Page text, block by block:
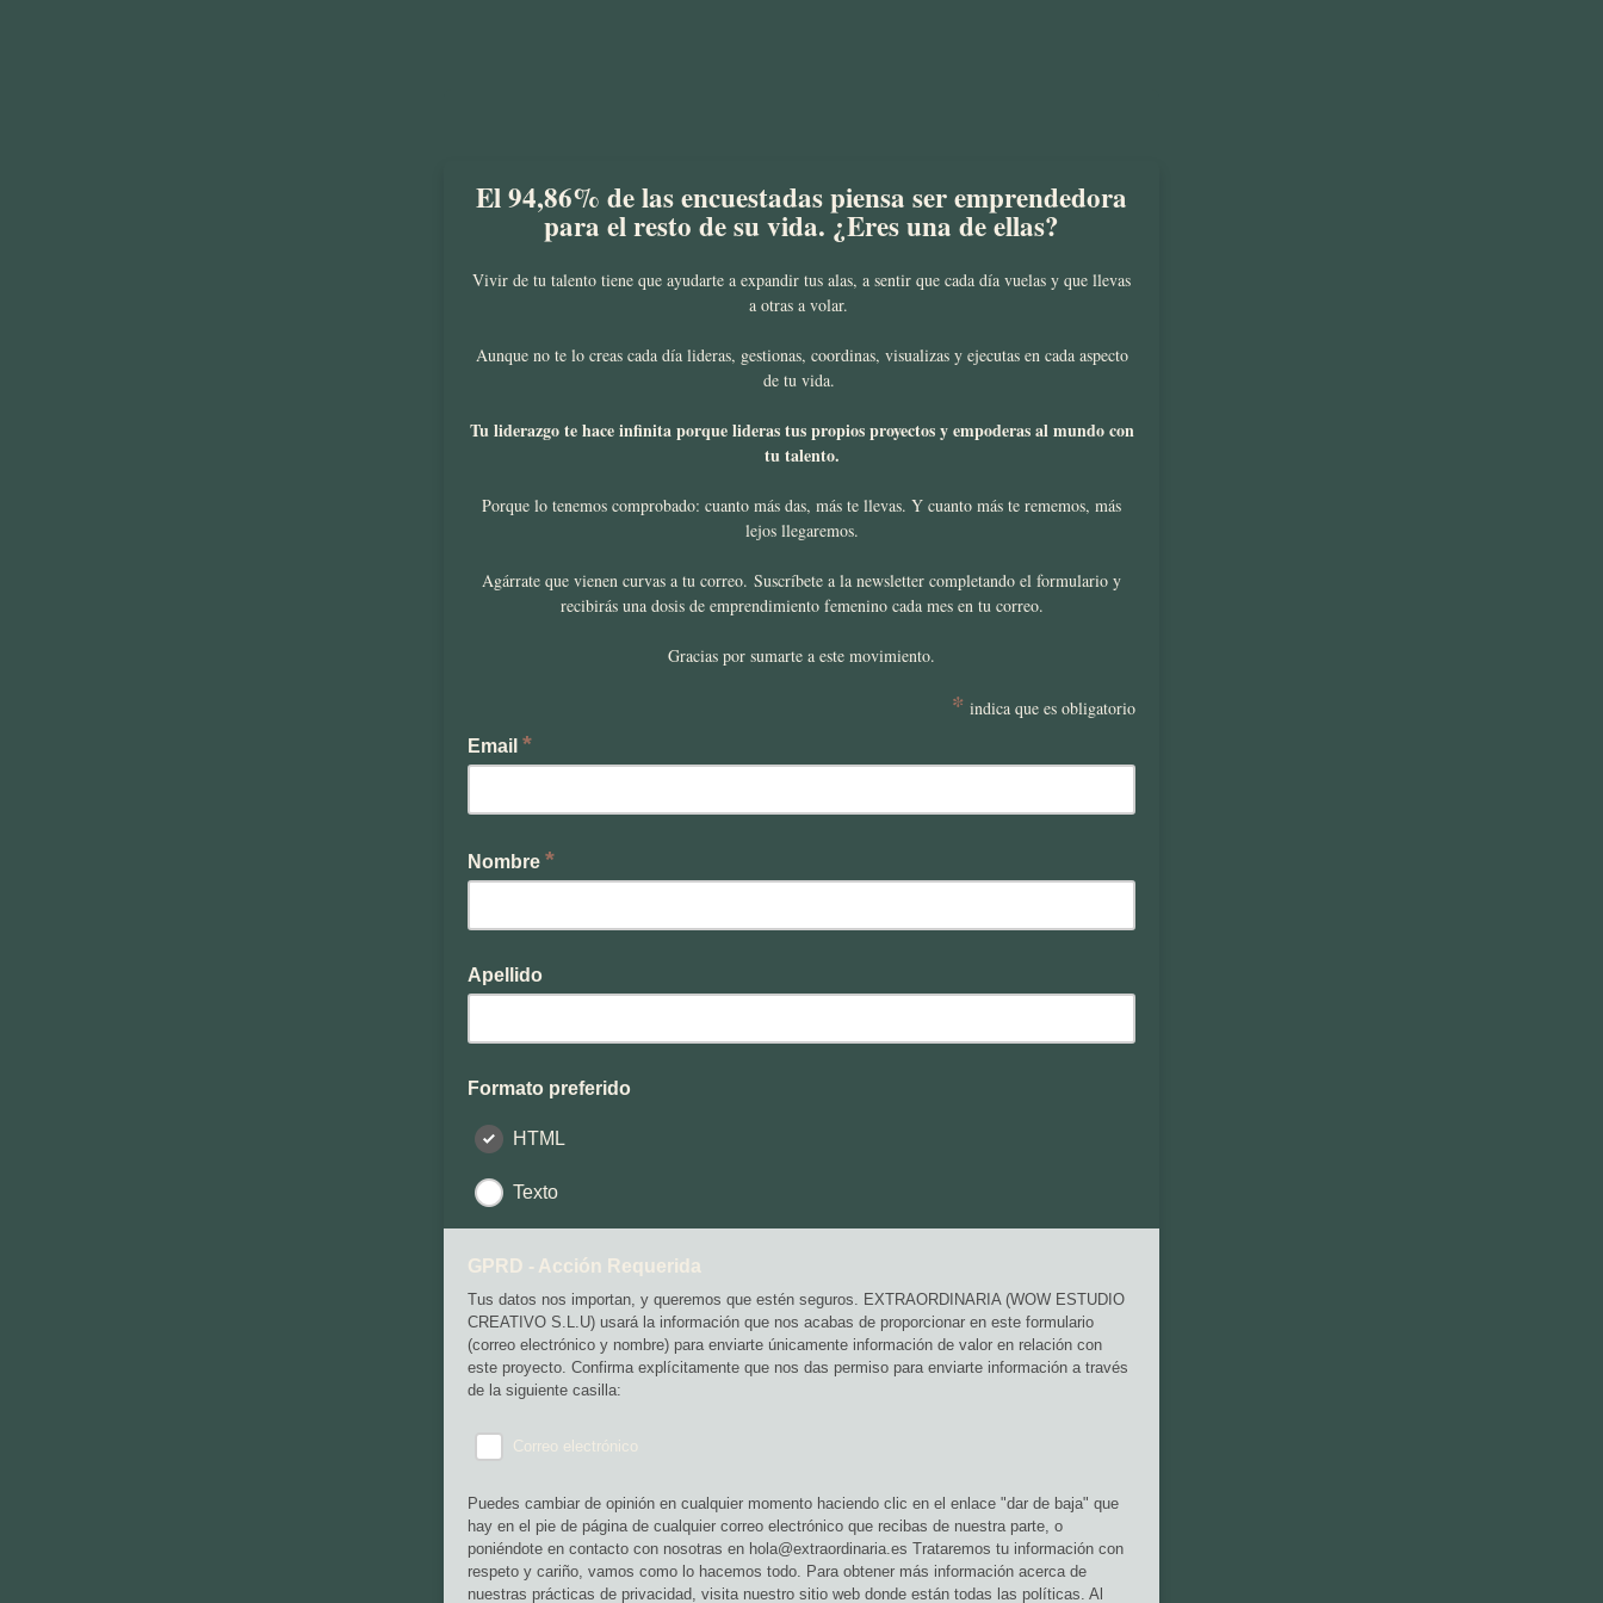
El 94,86% de las encuestadas piensa ser emprendedora
para el resto de su vida. ¿Eres una de ellas?
Vivir de tu talento tiene que ayudarte a expandir tus alas, a sentir que cada día vuelas y que llevas
a otras a volar.
Aunque no te lo creas cada día lideras, gestionas, coordinas, visualizas y ejecutas en cada aspecto
de tu vida.
Tu liderazgo te hace infinita porque lideras tus propios proyectos y empoderas al mundo con
tu talento.
Porque lo tenemos comprobado: cuanto más das, más te llevas. Y cuanto más te rememos, más
lejos llegaremos.
Agárrate que vienen curvas a tu correo. Suscríbete a la newsletter completando el formulario y
recibirás una dosis de emprendimiento femenino cada mes en tu correo.
Gracias por sumarte a este movimiento.
* indica que es obligatorio
Email *
Nombre *
Apellido
Formato preferido
HTML
Texto
GPRD - Acción Requerida
Tus datos nos importan, y queremos que estén seguros. EXTRAORDINARIA (WOW ESTUDIO
CREATIVO S.L.U) usará la información que nos acabas de proporcionar en este formulario
(correo electrónico y nombre) para enviarte únicamente información de valor en relación con
este proyecto. Confirma explícitamente que nos das permiso para enviarte información a través
de la siguiente casilla:
Correo electrónico
Puedes cambiar de opinión en cualquier momento haciendo clic en el enlace "dar de baja" que
hay en el pie de página de cualquier correo electrónico que recibas de nuestra parte, o
poniéndote en contacto con nosotras en hola@extraordinaria.es Trataremos tu información con
respeto y cariño, vamos como lo hacemos todo. Para obtener más información acerca de
nuestras prácticas de privacidad, visita nuestro sitio web donde están todas las políticas. Al